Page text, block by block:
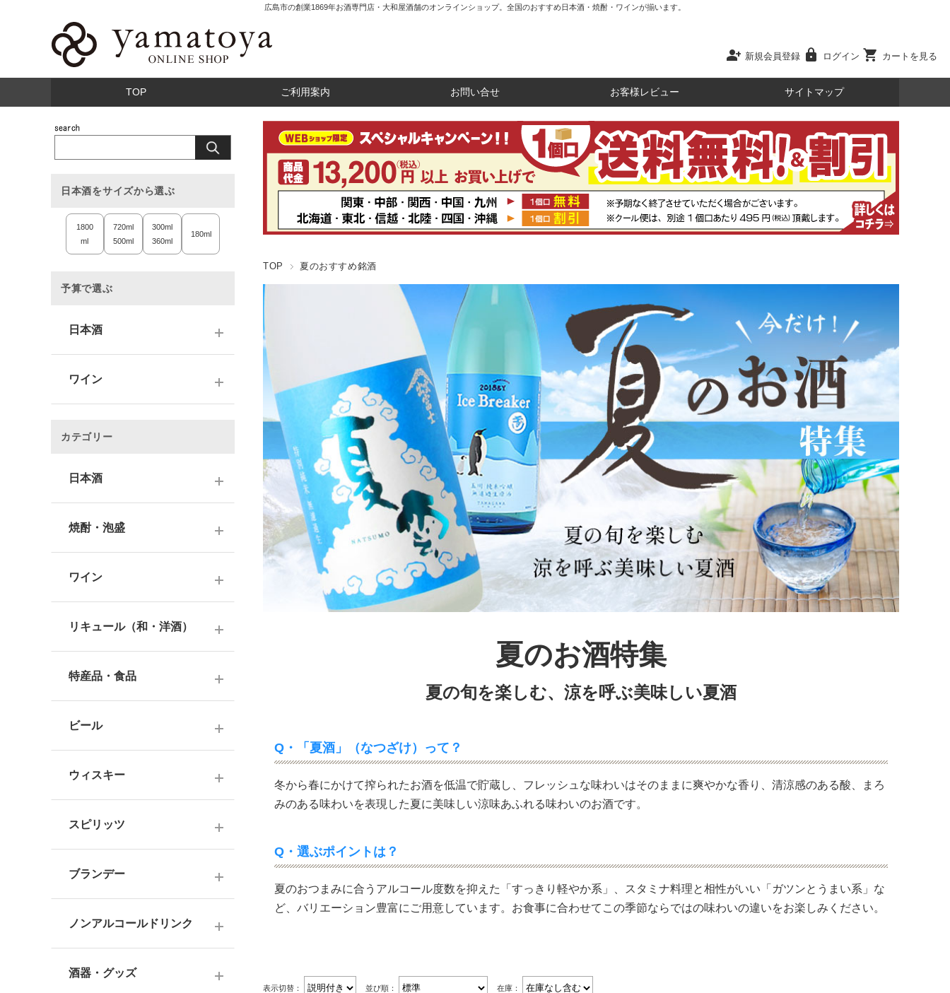
広島市の創業1869年お酒専門店・大和屋酒舗のオンラインショップ。全国のおすすめ日本酒・焼酎・ワインが揃います。
person_add 新規会員登録 lock ログイン shopping_cart カートを見る
TOP ご利用案内 お問い合せ お客様レビュー サイトマップ
TOP 夏のおすすめ銘酒
夏のお酒特集
夏の旬を楽しむ、涼を呼ぶ美味しい夏酒
Q・「夏酒」（なつざけ）って？
冬から春にかけて搾られたお酒を低温で貯蔵し、フレッシュな味わいはそのままに爽やかな香り、清涼感のある酸、まろ
みのある味わいを表現した夏に美味しい涼味あふれる味わいのお酒です。
Q・選ぶポイントは？
夏のおつまみに合うアルコール度数を抑えた「すっきり軽やか系」、スタミナ料理と相性がいい「ガツンとうまい系」な
ど、バリエーション豊富にご用意しています。お食事に合わせてこの季節ならではの味わいの違いをお楽しみください。
表示切替： 並び順： 在庫：
日本酒をサイズから選ぶ
1800
ml
720ml
500ml
300ml
360ml
180ml
予算で選ぶ
日本酒
10,001円～
3000円台
4000円台
5000円台
ワイン
2,001～3,000円
3,001～5,000円
5,001～10,000円
カテゴリー
日本酒
大吟醸酒
純米吟醸酒
吟醸酒
普通酒
お燗酒
にごり酒・発泡・その他
中部・北陸の日本酒
九州の日本酒
焼酎・泡盛
芋焼酎
麦焼酎
米焼酎
黒糖焼酎
ワイン
ドイツワイン
海外産ワイン
赤ワイン
シャンパーニュ
スパークリングワイン
オレンジワイン
リキュール（和・洋酒）
果実酒・その他
シリーズで選ぶ
特産品・食品
おつまみ
健康志向・免疫力アップ
調味料
ビール
ウィスキー
その他ウイスキー
国産洋酒
スピリッツ
ラム
テキーラ
ブランデー
ノンアルコールドリンク
酒器・グッズ